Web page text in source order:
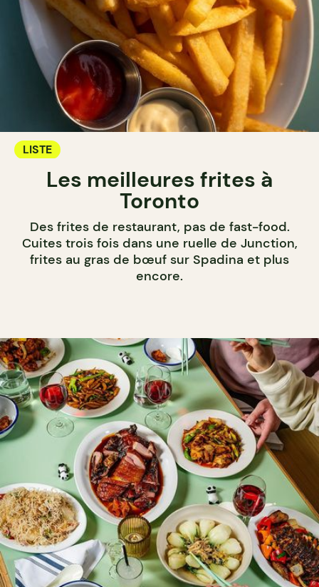
LISTE
Les meilleures frites à
Toronto
Des frites de restaurant, pas de fast-food.
Cuites trois fois dans une ruelle de Junction,
frites au gras de bœuf sur Spadina et plus
encore.